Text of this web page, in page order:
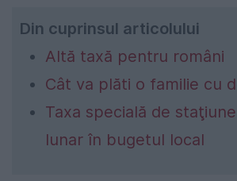
Din cuprinsul articolului
Altă taxă pentru români
Cât va plăti o familie cu
Taxa specială de
lunar în bugetul local